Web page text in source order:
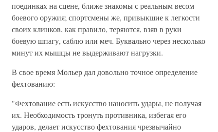
поединках на сцене, ближе знакомы с реальным весом
боевого оружия; спортсмены же, привыкшие к легкости
своих клинков, как правило, теряются, взяв в руки
боевую шпагу, саблю или меч. Буквально через несколько
минут их мышцы не выдерживают нагрузки.
В свое время Мольер дал довольно точное определение
фехтованию:
"Фехтование есть искусство наносить удары, не получая
их. Необходимость тронуть противника, избегая его
ударов, делает искусство фехтования чрезвычайно